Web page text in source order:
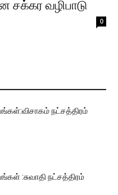
சக்கர வழிபாடு
0
நட்சத்திரம்
:சுவாதி நட்சத்திரம்